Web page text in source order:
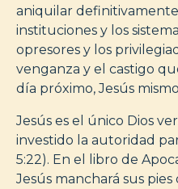
aniquilar definitivamente
instituciones y los
opresores y los
venganza y el castigo
día próximo, Jesús
Jesús es el único Dios
investido la autoridad
5:22). En el libro de
Jesús manchará sus